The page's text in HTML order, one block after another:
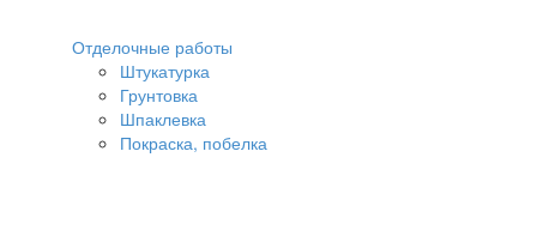
Отделочные работы
Штукатурка
Грунтовка
Шпаклевка
Покраска, побелка